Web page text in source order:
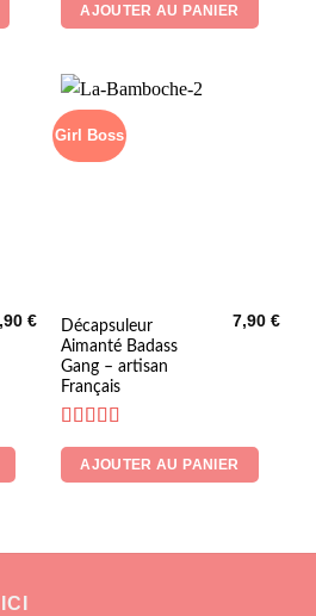
AJOUTER AU PANIER
€
Girl Boss
Décapsuleur
Aimanté Badass
Gang – artisan
Français
Note4.71
sur 5
7,90€
AJOUTER AU PANIER